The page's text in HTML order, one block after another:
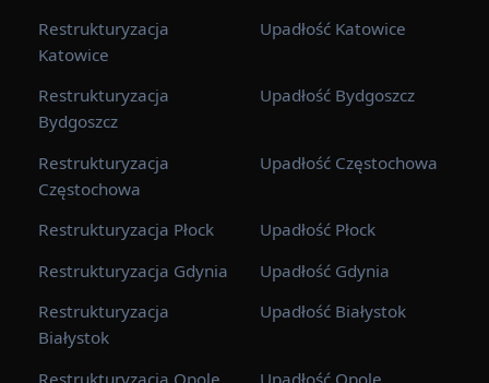
Restrukturyzacja
Katowice
Upadłość Katowice
Restrukturyzacja
Bydgoszcz
Upadłość Bydgoszcz
Restrukturyzacja
Częstochowa
Upadłość Częstochowa
Restrukturyzacja Płock
Upadłość Płock
Restrukturyzacja Gdynia
Upadłość Gdynia
Restrukturyzacja
Białystok
Upadłość Białystok
Restrukturyzacja Opole Upadłość Opole